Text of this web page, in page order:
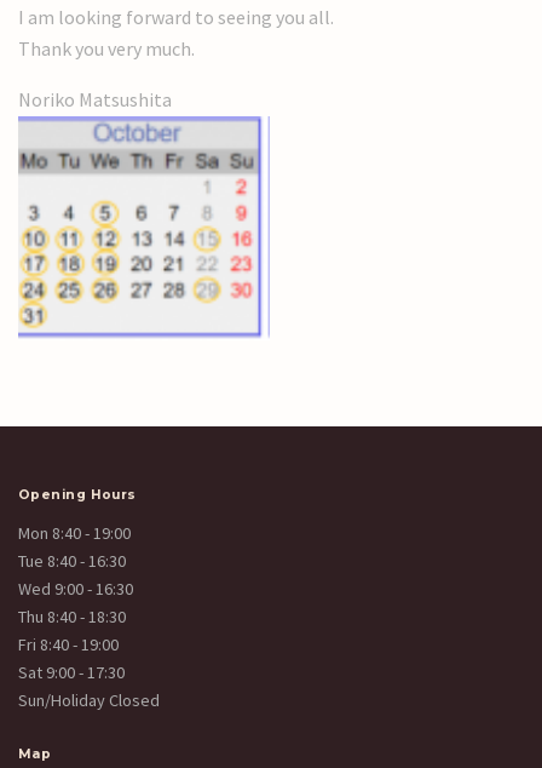
I am looking forward to seeing you all.
Thank you very much.
Noriko Matsushita
Opening Hours
Mon 8:40 - 19:00
Tue 8:40 - 16:30
Wed 9:00 - 16:30
Thu 8:40 - 18:30
Fri 8:40 - 19:00
Sat 9:00 - 17:30
Sun/Holiday Closed
Map